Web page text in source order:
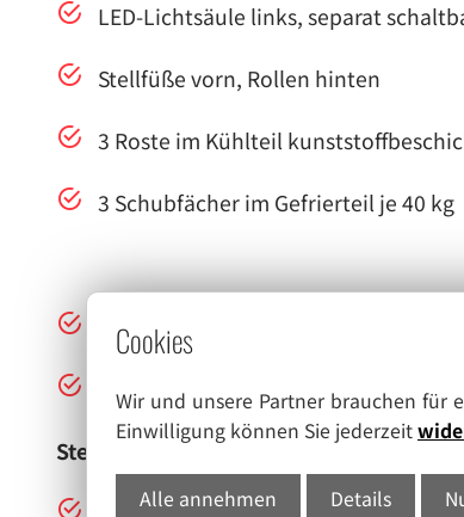
LED-Lichtsäule links, separat
Stellfüße vorn, Rollen hinten
3 Roste im Kühlteil
3 Schubfächer im Gefrierteil je 40 kg
UmluftKühlung
Abtauverfahren automatisch ,
Steuerung:
Cookies
Wir und unsere Partner brauchen für
Einwilligung können Sie jederzeit
Alle annehmen Details